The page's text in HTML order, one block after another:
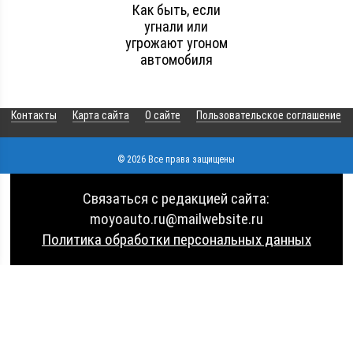
Как быть, если
угнали или
угрожают угоном
автомобиля
Контакты Карта сайта О сайте Пользовательское соглашение
© 2026 Все права защищены
Связаться с редакцией сайта:
moyoauto.ru@mailwebsite.ru
Политика обработки персональных данных